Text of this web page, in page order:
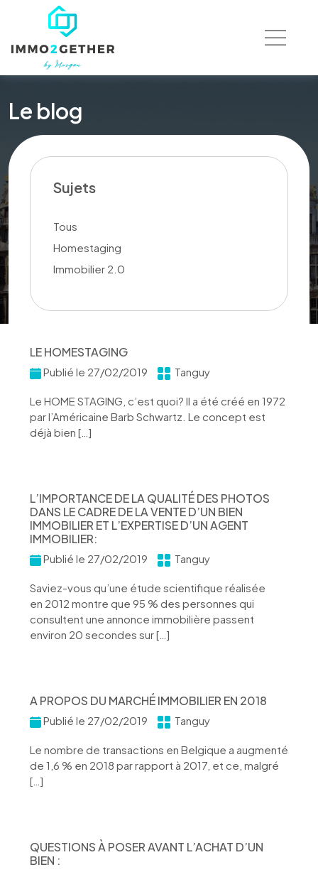
Le blog
Sujets
Tous
Homestaging
Immobilier 2.0
LE HOMESTAGING
Publié le 27/02/2019 Tanguy
Le HOME STAGING, c’est quoi? Il a été créé en 1972
par l’Américaine Barb Schwartz. Le concept est
déjà bien […]
L’IMPORTANCE DE LA QUALITÉ DES PHOTOS
DANS LE CADRE DE LA VENTE D’UN BIEN
IMMOBILIER ET L’EXPERTISE D’UN AGENT
IMMOBILIER:
Publié le 27/02/2019 Tanguy
Saviez-vous qu’une étude scientifique réalisée
en 2012 montre que 95 % des personnes qui
consultent une annonce immobilière passent
environ 20 secondes sur […]
A PROPOS DU MARCHÉ IMMOBILIER EN 2018
Publié le 27/02/2019 Tanguy
Le nombre de transactions en Belgique a augmenté
de 1,6 % en 2018 par rapport à 2017, et ce, malgré
[…]
QUESTIONS À POSER AVANT L’ACHAT D’UN
BIEN :